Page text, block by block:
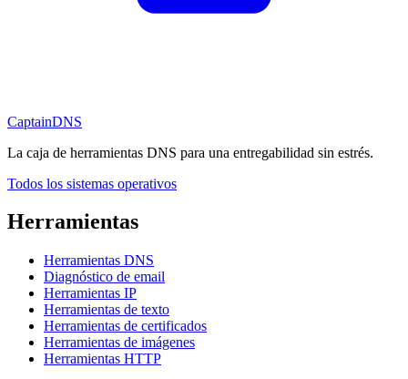
CaptainDNS
La caja de herramientas DNS para una entregabilidad sin estrés.
Todos los sistemas operativos
Herramientas
Herramientas DNS
Diagnóstico de email
Herramientas IP
Herramientas de texto
Herramientas de certificados
Herramientas de imágenes
Herramientas HTTP